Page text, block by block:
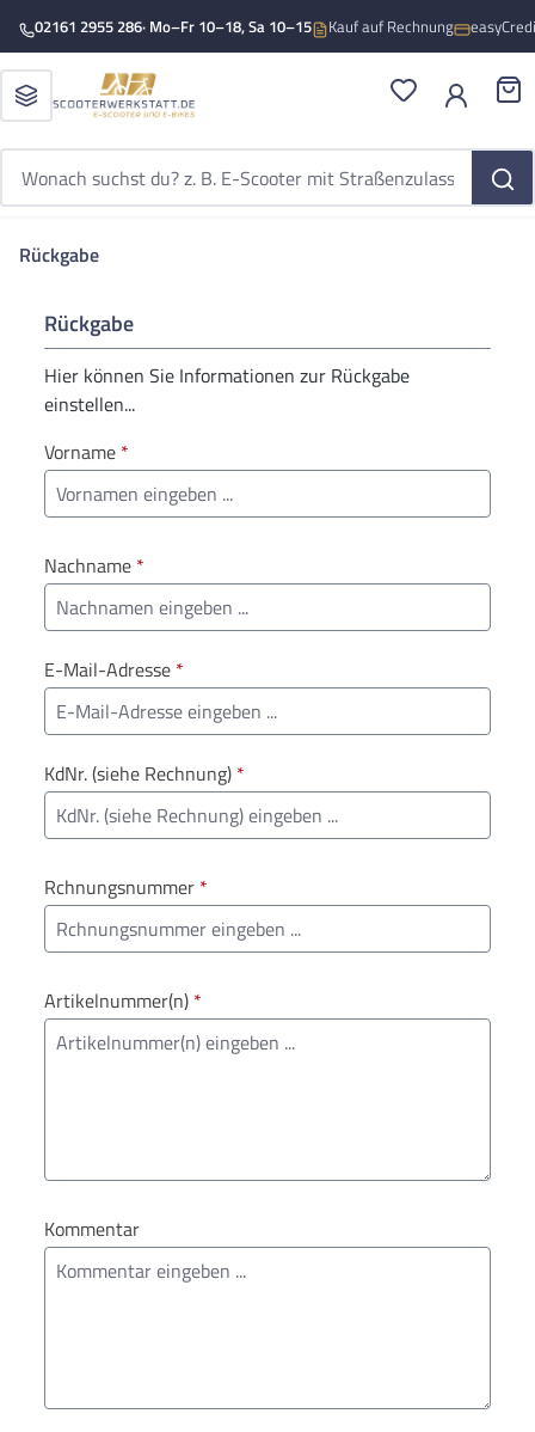
Zum Hauptinhalt springen Kauf auf Rechnung
02161 2955 286· Mo–Fr 10–18, Sa 10–15
Du hast 0
Rückgabe
Rückgabe
Hier können Sie Informationen zur Rückgabe
einstellen...
Vorname *
Nachname *
E-Mail-Adresse *
KdNr. (siehe Rechnung) *
Rchnungsnummer *
Artikelnummer(n) *
Kommentar